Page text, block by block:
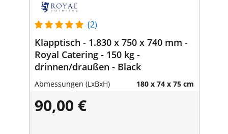
(2)
Klapptisch - 1.830 x 750 x 740 mm -
Royal Catering - 150 kg -
drinnen/draußen - Black
Abmessungen (LxBxH) 180 x 74 x 75 cm
90,00 €